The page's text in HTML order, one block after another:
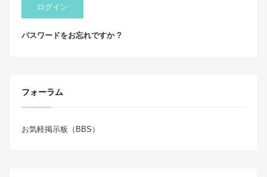
ログイン
パスワードをお忘れですか ?
フォーラム
お気軽掲示板（BBS）